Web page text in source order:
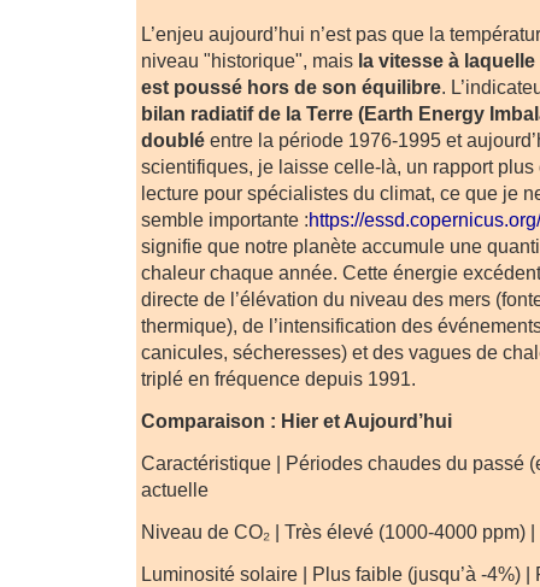
L’enjeu aujourd’hui n’est pas que la
niveau "historique", mais la vitesse à
est poussé hors de son équilibre.
bilan radiatif de la Terre (Earth Energy
doublé entre la période 1976-1995 et
scientifiques, je laisse celle-là, un rapport
lecture pour spécialistes du climat, ce que je
semble importante :https://
signifie que notre planète accumule une
chaleur chaque année. Cette énergie
directe de l’élévation du niveau des mers
thermique), de l’intensification des
canicules, sécheresses) et des vagues de
triplé en fréquence depuis 1991.
Comparaison : Hier et Aujourd’hui
Caractéristique | Périodes chaudes du passé
actuelle
Niveau de CO₂ | Très élevé (1000-4000 ppm)
Luminosité solaire | Plus faible (jusqu’à -4%) |